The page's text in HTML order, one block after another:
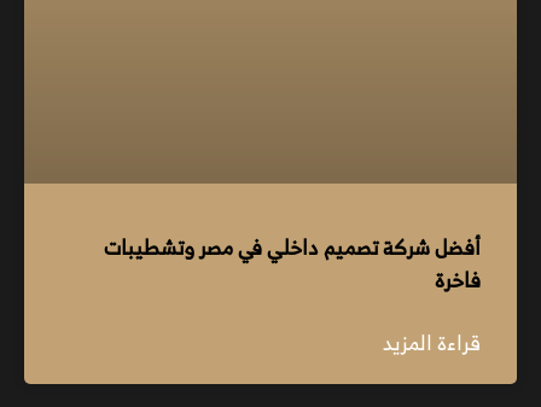
أفضل شركة تصميم داخلي في مصر وتشطيبات
فاخرة
قراءة المزيد